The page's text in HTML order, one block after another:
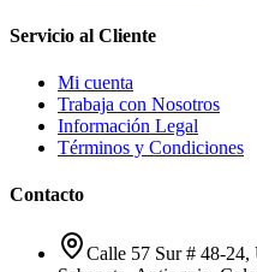
Servicio al Cliente
Mi cuenta
Trabaja con Nosotros
Información Legal
Términos y Condiciones
Contacto
Calle 57 Sur # 48-24,